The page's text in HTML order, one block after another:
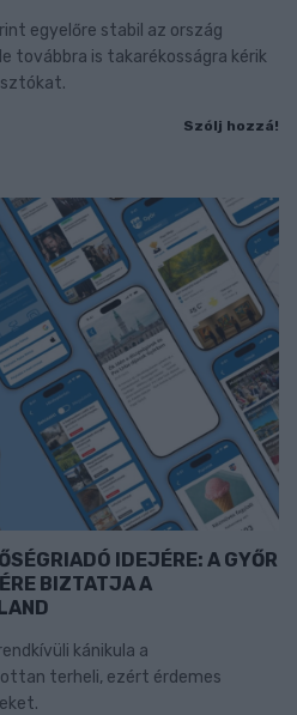
egyelőre stabil az ország
továbbra is takarékosságra kérik
Szólj hozzá!
IDEJÉRE: A GYŐR
BIZTATJA A
kánikula a
terheli, ezért érdemes